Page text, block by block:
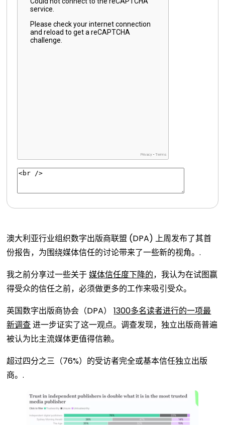
澳大利亚行业组织数字出版商联盟 (DPA) 上周发布了其首
份报告，为围绕媒体信任的讨论带来了一些新的视角。.
我之前分享过一些关于媒体信任度下降的，我认为在试图赢
得受众的信任之前，必须做更多的工作来吸引受众。
英国数字出版商协会（DPA）1300多名读者进行的一项最
新调查进一步证实了这一观点。调查发现，独立出版商普遍
被认为比主流媒体更值得信赖。
超过四分之三（76%）的受访者完全或基本信任独立出版
商。.